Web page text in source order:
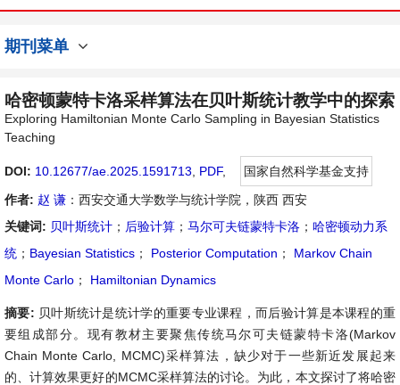
期刊菜单
哈密顿蒙特卡洛采样算法在贝叶斯统计教学中的探索
Exploring Hamiltonian Monte Carlo Sampling in Bayesian Statistics
Teaching
DOI: 10.12677/ae.2025.1591713 PDF,
国家自然科学基金支持
作者: 赵 谦 ：西安交通大学数学与统计学院，陕西 西安
关键词: 贝叶斯统计 ； 后验计算 ； 马尔可夫链蒙特卡洛 ； 哈密顿动力系
统 ； Bayesian Statistics ； Posterior Computation ；
Markov Chain
Monte Carlo ； Hamiltonian Dynamics
摘要: 贝叶斯统计是统计学的重要专业课程，而后验计算是本课程的重
要组成部分。现有教材主要聚焦传统马尔可夫链蒙特卡洛(Markov
Chain Monte Carlo, MCMC)采样算法，缺少对于一些新近发展起来
的、计算效果更好的MCMC采样算法的讨论。为此，本文探讨了将哈密